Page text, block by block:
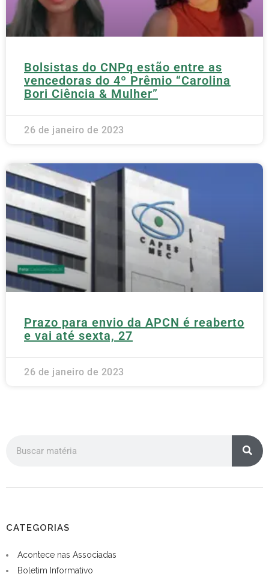
Bolsistas do CNPq estão entre as
vencedoras do 4º Prêmio “Carolina
Bori Ciência & Mulher”
26 de janeiro de 2023
Prazo para envio da APCN é reaberto
e vai até sexta, 27
26 de janeiro de 2023
CATEGORIAS
Acontece nas Associadas
Boletim Informativo